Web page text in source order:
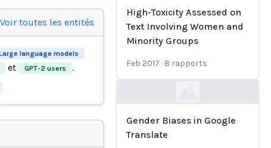
Voir toutes les entités
language models
et GPT-2 users
.
High-Toxicity Assessed on
Text Involving Women and
Minority Groups
Feb 2017 · 8 rapports
Gender Biases in Google
Translate